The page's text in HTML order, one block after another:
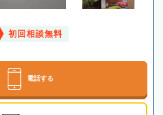
初回相談無料
電話する